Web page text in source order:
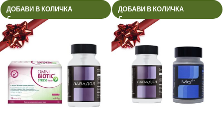
ДОБАВИ В КОЛИЧКА ДОБАВИ В КОЛИЧКА